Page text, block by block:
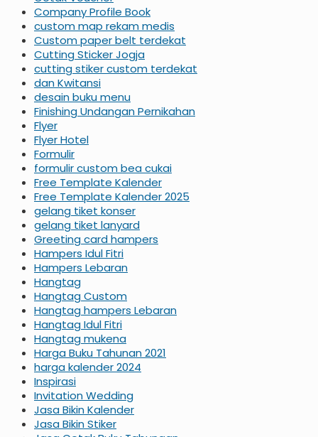
Company Profile Book
custom map rekam medis
Custom paper belt terdekat
Cutting Sticker Jogja
cutting stiker custom terdekat
dan Kwitansi
desain buku menu
Finishing Undangan Pernikahan
Flyer
Flyer Hotel
Formulir
formulir custom bea cukai
Free Template Kalender
Free Template Kalender 2025
gelang tiket konser
gelang tiket lanyard
Greeting card hampers
Hampers Idul Fitri
Hampers Lebaran
Hangtag
Hangtag Custom
Hangtag hampers Lebaran
Hangtag Idul Fitri
Hangtag mukena
Harga Buku Tahunan 2021
harga kalender 2024
Inspirasi
Invitation Wedding
Jasa Bikin Kalender
Jasa Bikin Stiker